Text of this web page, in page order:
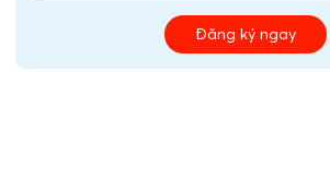
Đăng ký ngay